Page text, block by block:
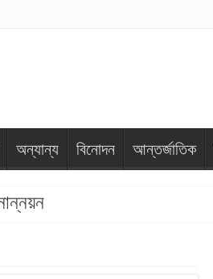
অন্যান্য বিনোদন আন্তর্জাতিক